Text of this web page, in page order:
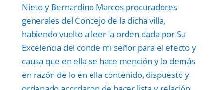
Nieto y Bernardino Marcos procuradores
generales del Concejo de la dicha villa,
habiendo vuelto a leer la orden dada por Su
Excelencia del conde mi señor para el efecto y
causa que en ella se hace mención y lo demás
en razón de lo en ella contenido, dispuesto y